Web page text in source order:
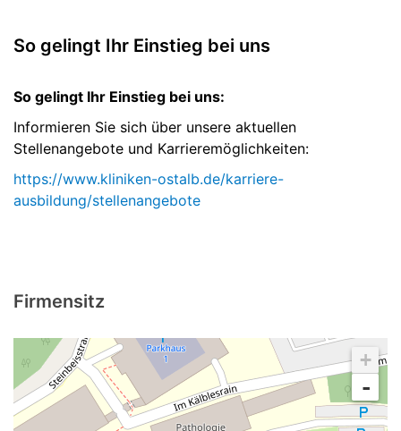
So gelingt Ihr Einstieg bei uns
So gelingt Ihr Einstieg bei uns:
Informieren Sie sich über unsere aktuellen
Stellenangebote und Karrieremöglichkeiten:
https://www.kliniken-ostalb.de/karriere-
ausbildung/stellenangebote
Firmensitz
+
-